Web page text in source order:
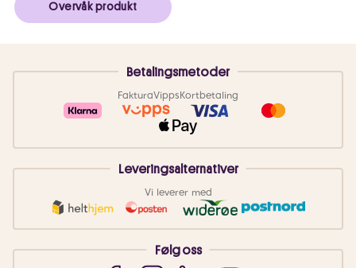
Overvåk produkt
Betalingsmetoder
FakturaVippsKortbetaling
Leveringsalternativer
Vi leverer med
Følg oss